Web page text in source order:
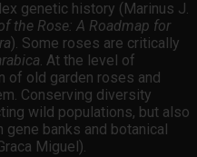
genetic history (Marinus J.
the Rose: A Roadmap for
). Some roses are critically
. At the level of
of old garden roses and
Conserving diversity
wild populations, but also
banks and botanical
Miguel).